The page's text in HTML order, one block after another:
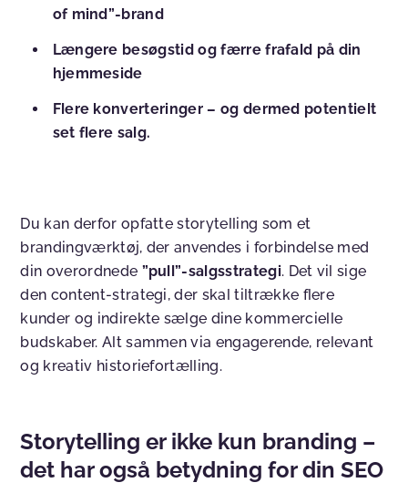
of mind”-brand
Længere besøgstid og færre frafald på din
hjemmeside
Flere konverteringer – og dermed potentielt
set flere salg.
Du kan derfor opfatte storytelling som et
brandingværktøj, der anvendes i forbindelse med
din overordnede ”pull”-salgsstrategi. Det vil sige
den content-strategi, der skal tiltrække flere
kunder og indirekte sælge dine kommercielle
budskaber. Alt sammen via engagerende, relevant
og kreativ historiefortælling.
Storytelling er ikke kun branding –
det har også betydning for din SEO